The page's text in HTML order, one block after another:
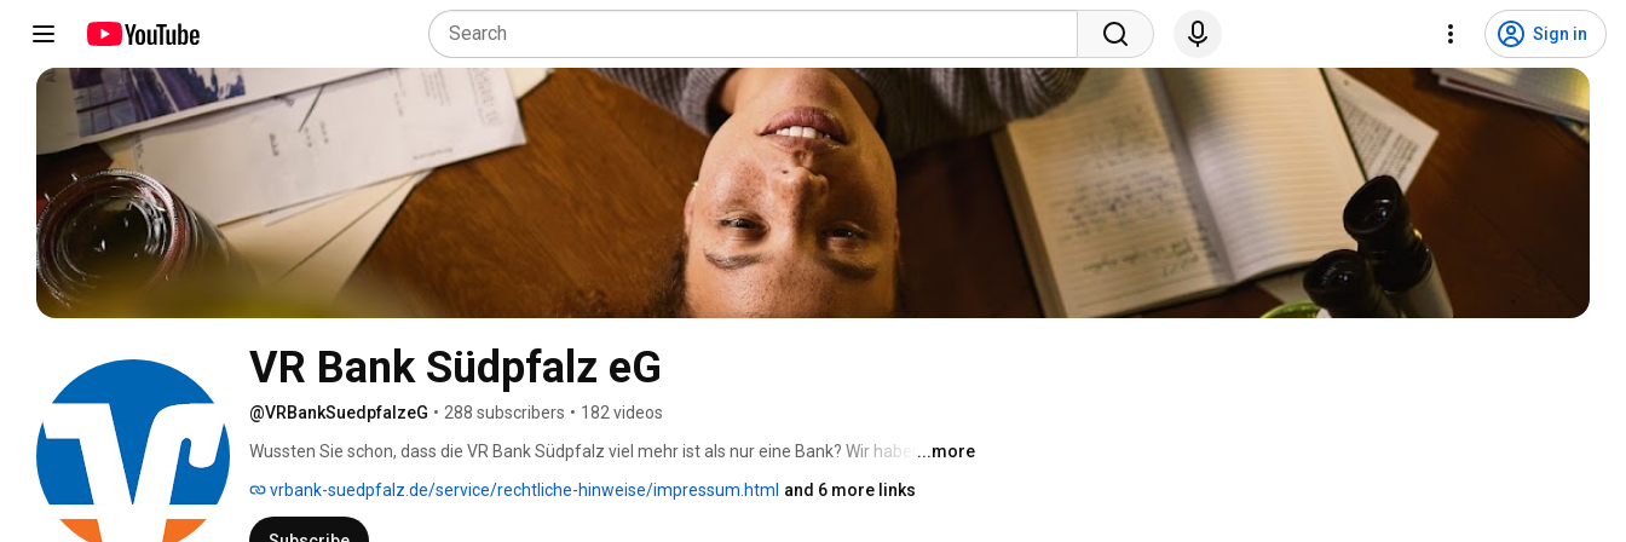
Sign in
VR Bank Südpfalz eG
@VRBankSuedpfalzeG • 288 subscribers • 182 videos
Wussten Sie schon, dass die VR Bank Südpfalz viel mehr ist als nur eine Bank? Wir haben uns
können. Herausgekommen ist dabei die Initiative „VR Bank Südpfalz - viel mehr als eine Bank“.
Initiativ, innovativ und mit Weitblick haben wir unser Dienstleistungsangebot ausgeweitet und
...more
vrbank-suedpfalz.de/service/rechtliche-hinweise/impressum.html and 6 more links